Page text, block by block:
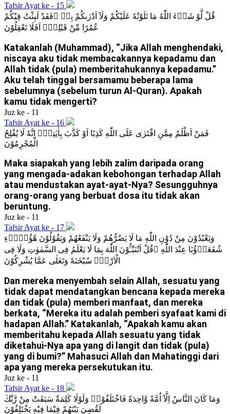
Tafsir Ayat ke - 15
قُلْ لَّوْ شَاۤءَ اللّٰهُ مَا تَلَوْتُهٗ عَلَيْكُمْ وَلَآ اَدْرٰىكُمْ بِهٖ ۖفَقَدْ لَبِثْتُ فِيْكُمْ
عُمُرًا مِّنْ قَبْلِهٖۗ اَفَلَا تَعْقِلُوْنَ
Katakanlah (Muhammad), “Jika Allah menghendaki,
niscaya aku tidak membacakannya kepadamu dan
Allah tidak (pula) memberitahukannya kepadamu.”
Aku telah tinggal bersamamu beberapa lama
sebelumnya (sebelum turun Al-Quran). Apakah
kamu tidak mengerti?
Juz ke - 11
Tafsir Ayat ke - 16
فَمَنْ اَظْلَمُ مِمَّنِ افْتَرٰى عَلَى اللّٰهِ كَذِبًا اَوْ كَذَّبَ بِاٰيٰتِهٖۗ اِنَّهٗ لَا يُفْلِحُ
الْمُجْرِمُوْنَ
Maka siapakah yang lebih zalim daripada orang
yang mengada-adakan kebohongan terhadap Allah
atau mendustakan ayat-ayat-Nya? Sesungguhnya
orang-orang yang berbuat dosa itu tidak akan
beruntung.
Juz ke - 11
Tafsir Ayat ke - 17
وَيَعْبُدُوْنَ مِنْ دُوْنِ اللّٰهِ مَا لَا يَضُرُّهُمْ وَلَا يَنْفَعُهُمْ وَيَقُوْلُوْنَ هٰٓؤُلَاۤءِ
شُفَعَاۤؤُنَا عِنْدَ اللّٰهِ ۗقُلْ اَتُنَبِّـُٔوْنَ اللّٰهَ بِمَا لَا يَعْلَمُ فِى السَّمٰوٰتِ وَلَا فِى
الْاَرْضِۗ سُبْحٰنَهٗ وَتَعٰلٰى عَمَّا يُشْرِكُوْنَ
Dan mereka menyembah selain Allah, sesuatu yang
tidak dapat mendatangkan bencana kepada mereka
dan tidak (pula) memberi manfaat, dan mereka
berkata, “Mereka itu adalah pemberi syafaat kami di
hadapan Allah.” Katakanlah, “Apakah kamu akan
memberitahu kepada Allah sesuatu yang tidak
diketahui-Nya apa yang di langit dan tidak (pula)
yang di bumi?” Mahasuci Allah dan Mahatinggi dari
apa yang mereka persekutukan itu.
Juz ke - 11
Tafsir Ayat ke - 18
وَمَا كَانَ النَّاسُ اِلَّآ اُمَّةً وَّاحِدَةً فَاخْتَلَفُوْاۗ وَلَوْلَا كَلِمَةٌ سَبَقَتْ مِنْ رَّبِّكَ
لَقُضِيَ بَيْنَهُمْ فِيْمَا فِيْهِ يَخْتَلِفُوْنَ